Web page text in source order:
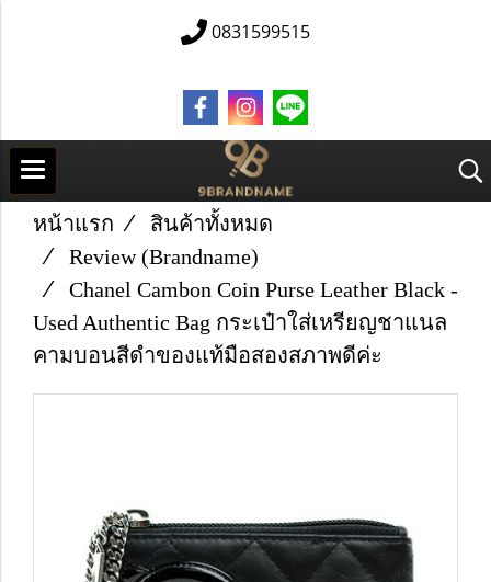
0831599515
หน้าแรก
สินค้าทั้งหมด
Review (Brandname)
Chanel Cambon Coin Purse Leather Black -
Used Authentic Bag กระเป๋าใส่เหรียญชาแนล
คามบอนสีดำของแท้มือสองสภาพดีค่ะ